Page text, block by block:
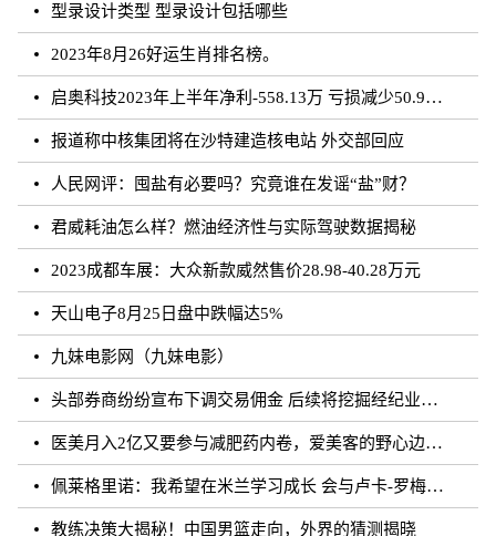
型录设计类型 型录设计包括哪些
2023年8月26好运生肖排名榜。
启奥科技2023年上半年净利-558.13万 亏损减少50.91%
报道称中核集团将在沙特建造核电站 外交部回应
人民网评：囤盐有必要吗？究竟谁在发谣“盐”财？
君威耗油怎么样？燃油经济性与实际驾驶数据揭秘
2023成都车展：大众新款威然售价28.98-40.28万元
天山电子8月25日盘中跌幅达5%
九妹电影网（九妹电影）
头部券商纷纷宣布下调交易佣金 后续将挖掘经纪业务佣金降费潜力
医美月入2亿又要参与减肥药内卷，爱美客的野心边界在哪？
佩莱格里诺：我希望在米兰学习成长 会与卢卡-罗梅罗团结互助
教练决策大揭秘！中国男篮走向，外界的猜测揭晓